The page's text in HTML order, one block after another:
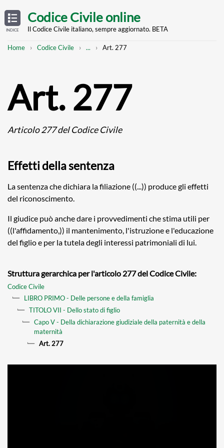
TABLE
OF
CONTENTS
INDICE
main
Codice Civile online
Il Codice Civile italiano, sempre aggiornato. BETA
Breadcrumb
Home Codice Civile
Mostra
... Art. 277
Art. 277
Articolo 277 del Codice Civile
Effetti della sentenza
La sentenza che dichiara la filiazione ((...)) produce gli effetti
del riconoscimento.
Il giudice può anche dare i provvedimenti che stima utili per
((l'affidamento,)) il mantenimento, l'istruzione e l'educazione
del figlio e per la tutela degli interessi patrimoniali di lui.
Struttura gerarchica per l'articolo 277 del Codice Civile:
Codice Civile
LIBRO PRIMO - Delle persone e della famiglia
TITOLO VII - Dello stato di figlio
Capo V - Della dichiarazione giudiziale della paternità e della
maternità
Art. 277